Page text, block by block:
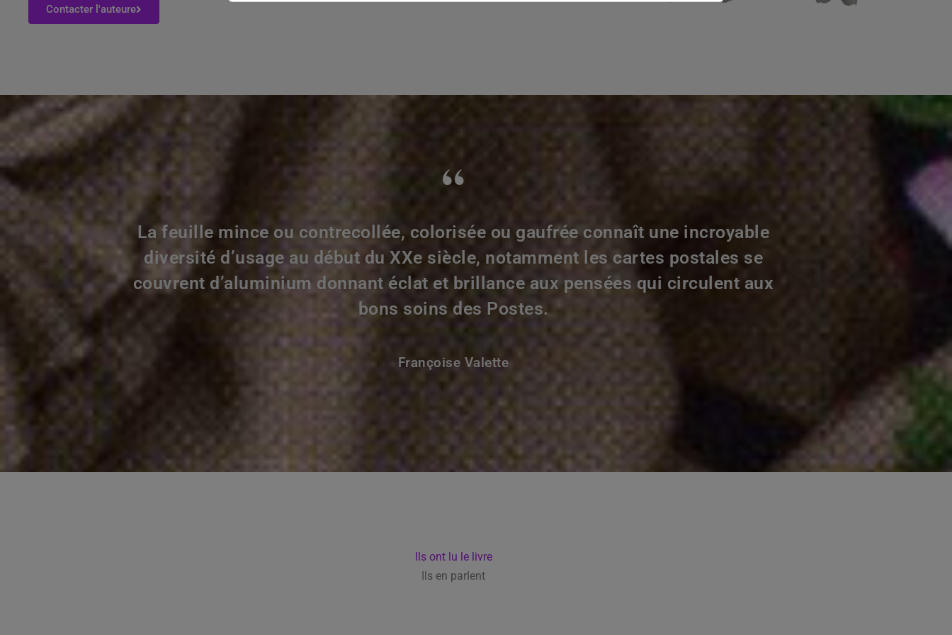
Contacter l'auteure
“
La feuille mince ou contrecollée, colorisée ou gaufrée connaît une incroyable
diversité d’usage au début du XXe siècle, notamment les cartes postales se
couvrent d’aluminium donnant éclat et brillance aux pensées qui circulent aux
bons soins des Postes.
Françoise Valette
Ils ont lu le livre
Ils en parlent